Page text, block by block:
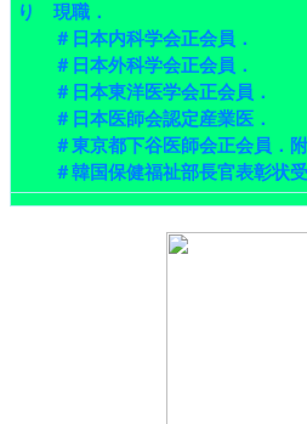
り 現職．
＃日本内科学会正会員．
＃日本外科学会正会員．
＃日本東洋医学会正会員．
＃日本医師会認定産業医．
＃東京都下谷医師会正会員．附
＃韓国保健福祉部長官表彰状受